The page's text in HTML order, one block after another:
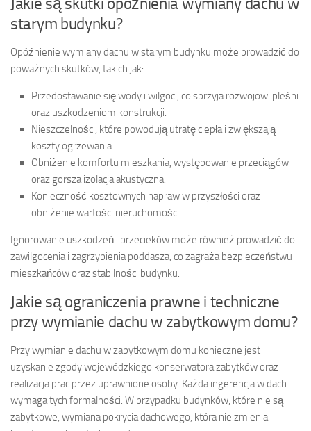
starym budynku?
Opóźnienie wymiany dachu w starym budynku może prowadzić do
poważnych skutków, takich jak:
Przedostawanie się wody i wilgoci, co sprzyja rozwojowi pleśni
oraz uszkodzeniom konstrukcji.
Nieszczelności, które powodują utratę ciepła i zwiększają
koszty ogrzewania.
Obniżenie komfortu mieszkania, występowanie przeciągów
oraz gorsza izolacja akustyczna.
Konieczność kosztownych napraw w przyszłości oraz
obniżenie wartości nieruchomości.
Ignorowanie uszkodzeń i przecieków może również prowadzić do
zawilgocenia i zagrzybienia poddasza, co zagraża bezpieczeństwu
mieszkańców oraz stabilności budynku.
Jakie są ograniczenia prawne i techniczne
przy wymianie dachu w zabytkowym domu?
Przy wymianie dachu w zabytkowym domu konieczne jest
uzyskanie zgody wojewódzkiego konserwatora zabytków oraz
realizacja prac przez uprawnione osoby. Każda ingerencja w dach
wymaga tych formalności. W przypadku budynków, które nie są
zabytkowe, wymiana pokrycia dachowego, która nie zmienia